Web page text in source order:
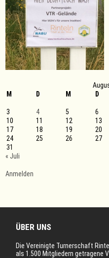
M
D M D
3
4 5 6
10
11 12 13
17
18 19 20
24
25 26 27
31
« Juli
Anmelden
ÜBER UNS
Die Vereinigte Turnerschaft
als 1.500 Mitgliedern getragene